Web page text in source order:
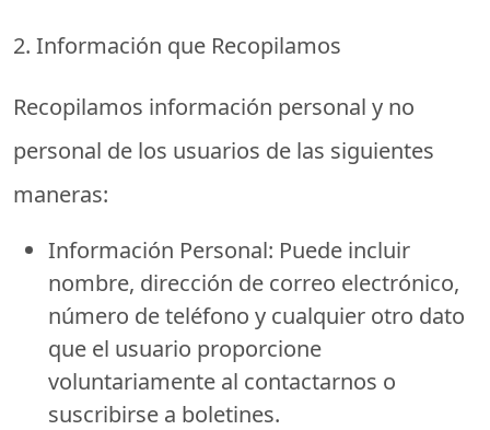
2. Información que Recopilamos
Recopilamos información personal y no
personal de los usuarios de las siguientes
maneras:
Información Personal: Puede incluir
nombre, dirección de correo electrónico,
número de teléfono y cualquier otro dato
que el usuario proporcione
voluntariamente al contactarnos o
suscribirse a boletines.